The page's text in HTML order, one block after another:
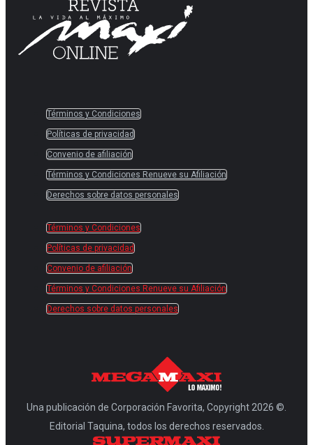
Términos y Condiciones
Políticas de privacidad
Convenio de afiliación
Términos y Condiciones Renueve su Afiliación
Derechos sobre datos personales
Términos y Condiciones
Políticas de privacidad
Convenio de afiliación
Términos y Condiciones Renueve su Afiliación
Derechos sobre datos personales
Una publicación de Corporación Favorita, Copyright 2026 ©.
Editorial Taquina, todos los derechos reservados.